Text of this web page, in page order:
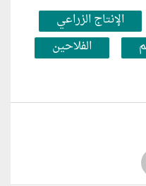
الإنتاج الزراعي
الفلاحين